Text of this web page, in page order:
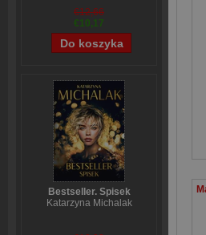
€12,66
€10,17
Bestseller. Spisek
Katarzyna Michalak